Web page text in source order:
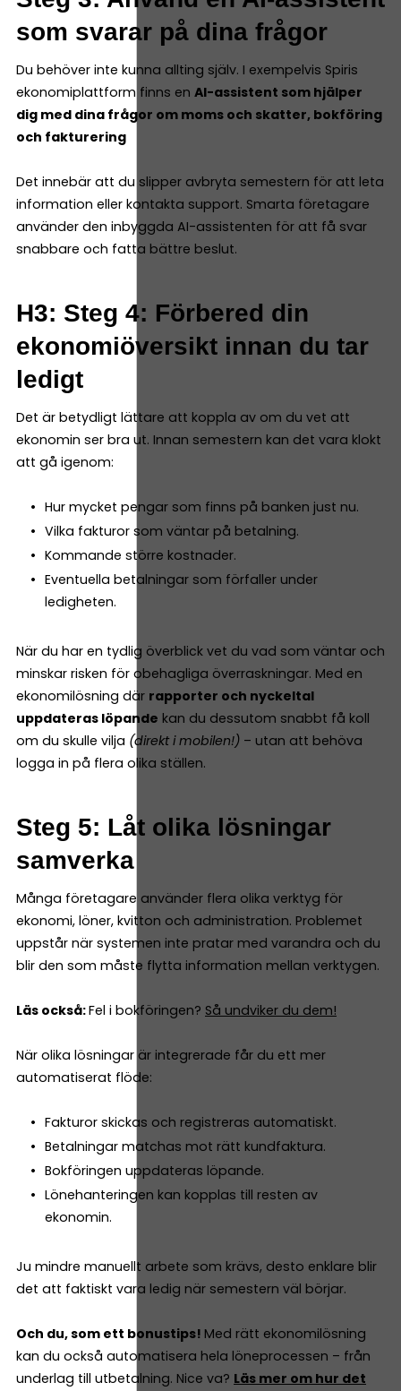
som svarar på dina frågor
Du behöver inte kunna allting själv. I exempelvis Spiris
ekonomiplattform finns en AI-assistent som hjälper
dig med dina frågor om moms och skatter, bokföring
och fakturering
Det innebär att du slipper avbryta semestern för att leta
information eller kontakta support. Smarta företagare
använder den inbyggda AI-assistenten för att få svar
snabbare och fatta bättre beslut.
H3: Steg 4: Förbered din
ekonomiöversikt innan du tar
ledigt
Det är betydligt lättare att koppla av om du vet att
ekonomin ser bra ut. Innan semestern kan det vara klokt
att gå igenom:
Hur mycket pengar som finns på banken just nu.
Vilka fakturor som väntar på betalning.
Kommande större kostnader.
Eventuella betalningar som förfaller under
ledigheten.
När du har en tydlig överblick vet du vad som väntar och
minskar risken för obehagliga överraskningar. Med en
ekonomilösning där rapporter och nyckeltal
uppdateras löpande kan du dessutom snabbt få koll
om du skulle vilja (direkt i mobilen!) – utan att behöva
logga in på flera olika ställen.
Steg 5: Låt olika lösningar
samverka
Många företagare använder flera olika verktyg för
ekonomi, löner, kvitton och administration. Problemet
uppstår när systemen inte pratar med varandra och du
blir den som måste flytta information mellan verktygen.
Läs också:Fel i bokföringen? Så undviker du dem!
När olika lösningar är integrerade får du ett mer
automatiserat flöde:
Fakturor skickas och registreras automatiskt.
Betalningar matchas mot rätt kundfaktura.
Bokföringen uppdateras löpande.
Lönehanteringen kan kopplas till resten av
ekonomin.
Ju mindre manuellt arbete som krävs, desto enklare blir
det att faktiskt vara ledig när semestern väl börjar.
Och du, som ett bonustips! Med rätt ekonomilösning
kan du också automatisera hela löneprocessen – från
underlag till utbetalning. Nice va? Läs mer om hur det